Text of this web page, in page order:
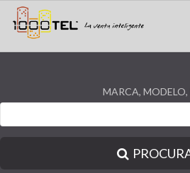
MARCA, MODELO,